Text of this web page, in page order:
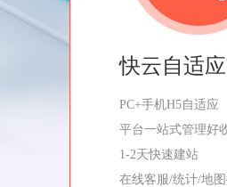
快云自适
PC+手机H5自适应
平台一站式管理好
1-2天快速建站
在线客服/统计/地图